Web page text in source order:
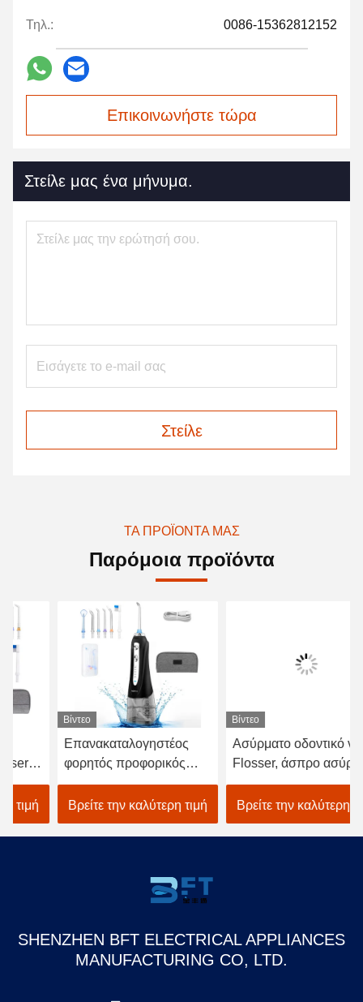
Τηλ.: 0086-15362812152
Επικοινωνήστε τώρα
Στείλε μας ένα μήνυμα.
Στείλε
ΤΑ ΠΡΟΪΌΝΤΑ ΜΑΣ
Παρόμοια προϊόντα
Επανακαταλογηστέος
φορητός προφορικός
Irrigator νερού ο
ασύρματος Μαύρος
Flosser
Βρείτε την καλύτερη τιμή
Ασύρματο οδοντικό νερό
Flosser, άσπρο ασύρματο
επίλεκτο νερό Flosser της
FCC
Βρείτε την καλύτερη τιμή
SHENZHEN BFT ELECTRICAL APPLIANCES
MANUFACTURING CO, LTD.